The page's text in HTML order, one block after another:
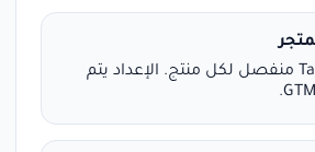
لا تحتاج إنشاء Tag منفصل لكل منتج. الإعداد يتم